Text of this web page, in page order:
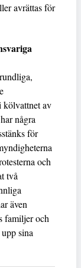
avrättas för
kölvattnet av
några
för
och
två
även
familjer och
sina